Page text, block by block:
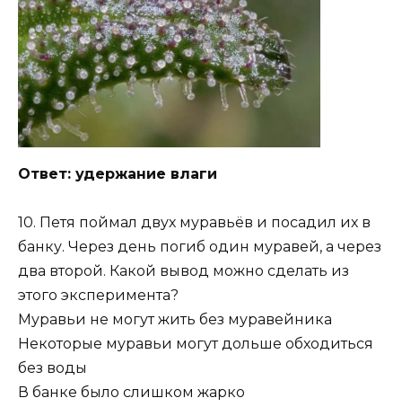
Ответ: удержание влаги
10. Петя поймал двух муравьёв и посадил их в
банку. Через день погиб один муравей, а через
два второй. Какой вывод можно сделать из
этого эксперимента?
Муравьи не могут жить без муравейника
Некоторые муравьи могут дольше обходиться
без воды
В банке было слишком жарко